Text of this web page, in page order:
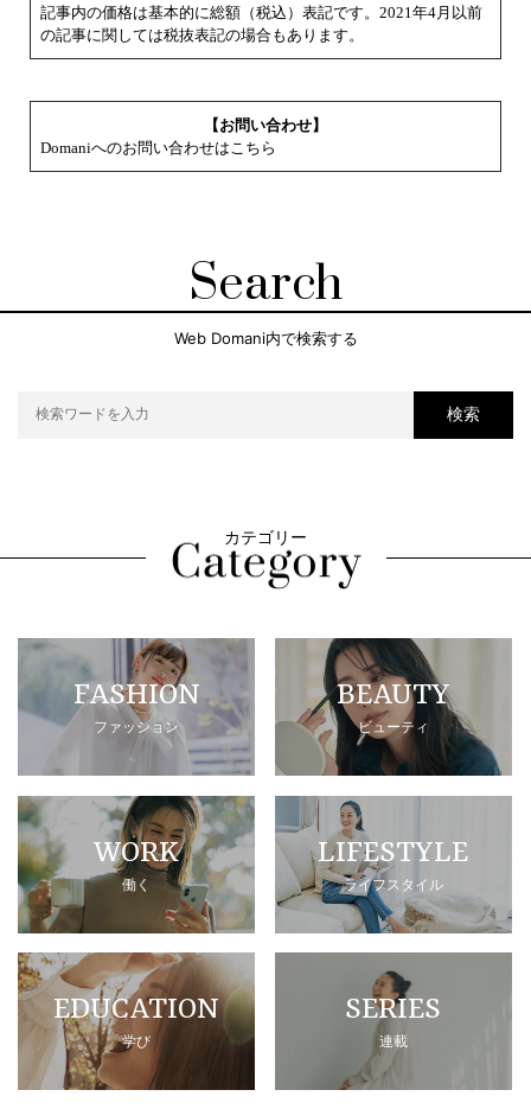
記事内の価格は基本的に総額（税込）表記です。2021年4月以前
の記事に関しては税抜表記の場合もあります。
【お問い合わせ】
Domaniへのお問い合わせはこちら
Search
Web Domani内で検索する
検索
カテゴリー
FASHION
ファッション
BEAUTY
ビューティ
WORK
働く
LIFESTYLE
ライフスタイル
EDUCATION
学び
SERIES
連載